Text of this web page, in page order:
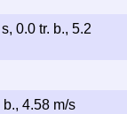
0.0 tr. b., 5.2
b., 4.58 m/s